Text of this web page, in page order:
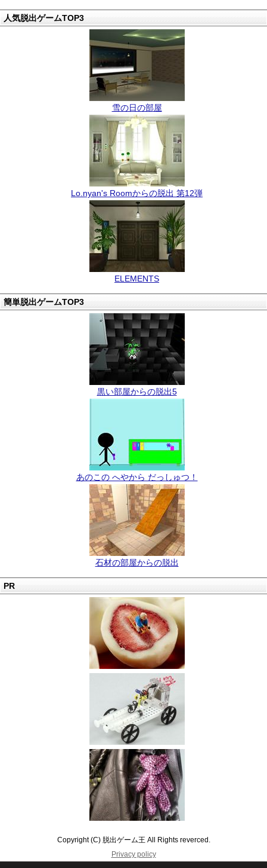
人気脱出ゲームTOP3
雪の日の部屋
Lo.nyan's Roomからの脱出 第12弾
ELEMENTS
簡単脱出ゲームTOP3
黒い部屋からの脱出5
あのこの へやから だっしゅつ！
石材の部屋からの脱出
PR
Copyright (C) 脱出ゲーム王 All Rights reverced.
Privacy policy